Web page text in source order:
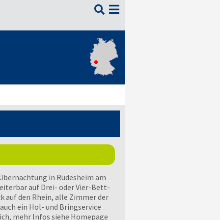

in Rüdesheim am
auf Drei- oder Vier-Bett-
auf den Rhein, alle Zimmer der
ein Hol- und Bringservice
mehr Infos siehe Homepage